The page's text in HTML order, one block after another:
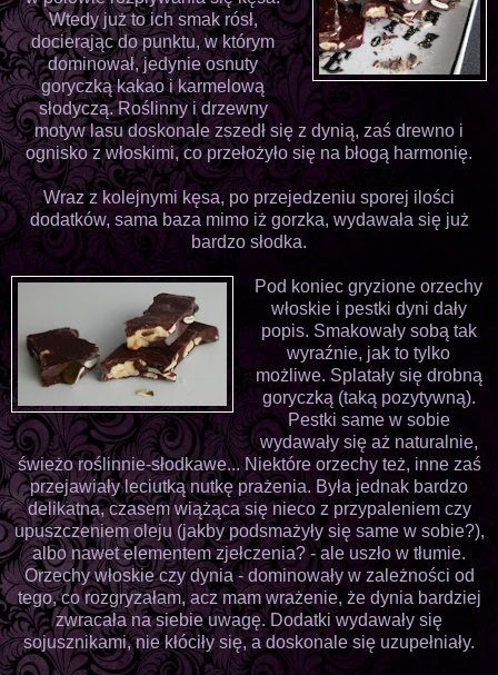
Wtedy już to ich smak rósł,
docierając do punktu, w którym
dominował, jedynie osnuty
goryczką kakao i karmelową
słodyczą. Roślinny i drzewny
motyw lasu doskonale zszedł się z dynią, zaś drewno i
ognisko z włoskimi, co przełożyło się na błogą harmonię.
Wraz z kolejnymi kęsa, po przejedzeniu sporej ilości
dodatków, sama baza mimo iż gorzka, wydawała się już
bardzo słodka.
Pod koniec gryzione orzechy
włoskie i pestki dyni dały
popis. Smakowały sobą tak
wyraźnie, jak to tylko
możliwe. Splatały się drobną
goryczką (taką pozytywną).
Pestki same w sobie
wydawały się aż naturalnie,
świeżo roślinnie-słodkawe... Niektóre orzechy też, inne zaś
przejawiały leciutką nutkę prażenia. Była jednak bardzo
delikatna, czasem wiążąca się nieco z przypaleniem czy
upuszczeniem oleju (jakby podsmażyły się same w sobie?),
albo nawet elementem zjełczenia? - ale uszło w tłumie.
Orzechy włoskie czy dynia - dominowały w zależności od
tego, co rozgryzałam, acz mam wrażenie, że dynia bardziej
zwracała na siebie uwagę. Dodatki wydawały się
sojusznikami, nie kłóciły się, a doskonale się uzupełniały.